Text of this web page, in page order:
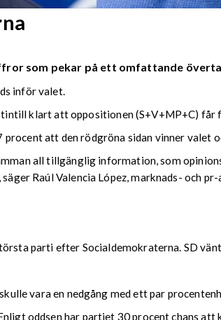
som pekar på ett omfattande
inför valet.
klart att oppositionen (S+V+MP+C) får
att den rödgröna sidan vinner valet
all tillgänglig information, som
Raúl Valencia López, marknads- och
parti efter Socialdemokraterna. SD
vara en nedgång med ett par
oddsen har partiet 30 procent chans att